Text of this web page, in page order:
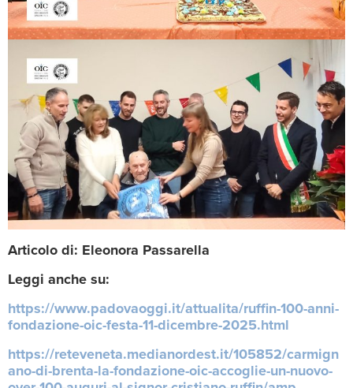
Articolo di: Eleonora Passarella
Leggi anche su:
https://www.padovaoggi.it/attualita/ruffin-100-anni-
fondazione-oic-festa-11-dicembre-2025.html
https://reteveneta.medianordest.it/105852/carmign
ano-di-brenta-la-fondazione-oic-accoglie-un-nuovo-